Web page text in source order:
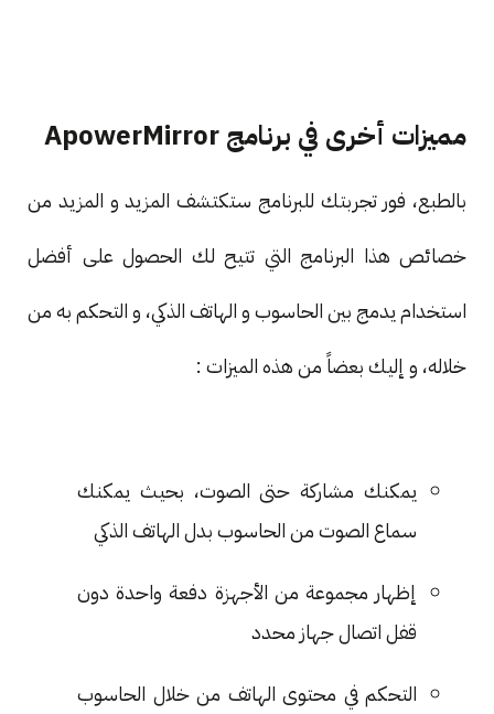
مميزات أخرى في برنامج ApowerMirror
بالطبع، فور تجربتك للبرنامج ستكتشف المزيد و المزيد من
خصائص هذا البرنامج التي تتيح لك الحصول على أفضل
استخدام يدمج بين الحاسوب و الهاتف الذكي، و التحكم به من
خلاله، و إليك بعضاً من هذه الميزات :
يمكنك مشاركة حتى الصوت، بحيث يمكنك
سماع الصوت من الحاسوب بدل الهاتف الذكي
إظهار مجموعة من الأجهزة دفعة واحدة دون
قفل اتصال جهاز محدد
التحكم في محتوى الهاتف من خلال الحاسوب